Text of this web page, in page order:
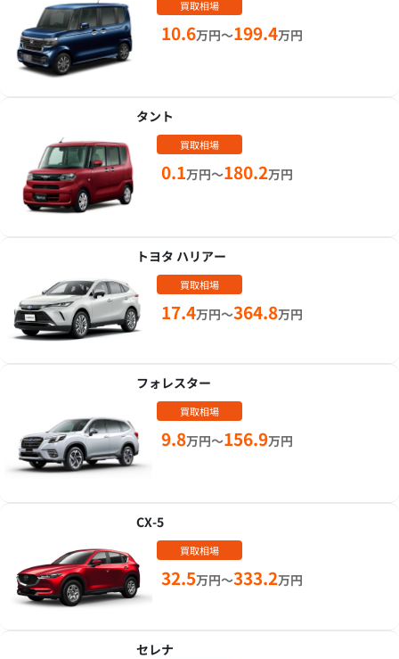
買取相場
10.6万円～199.4万円
タント
買取相場
0.1万円～180.2万円
トヨタ ハリアー
買取相場
17.4万円～364.8万円
フォレスター
買取相場
9.8万円～156.9万円
CX-5
買取相場
32.5万円～333.2万円
セレナ